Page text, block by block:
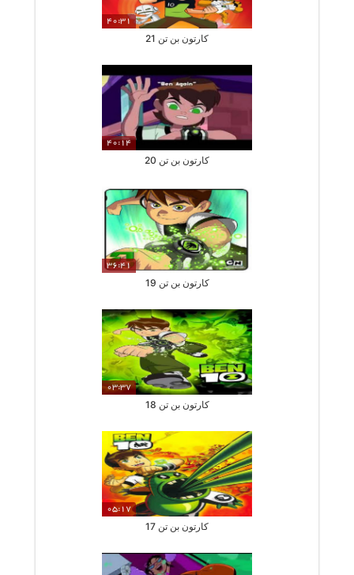
40:31
کارتون بن تن 21
40:14
کارتون بن تن 20
36:41
کارتون بن تن 19
03:37
کارتون بن تن 18
05:17
کارتون بن تن 17